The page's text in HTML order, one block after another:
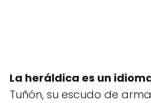
La heráldica es un
Tuñón, su escudo de